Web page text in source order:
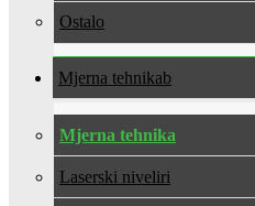
Ostalo
Mjerna tehnika
Mjerna tehnika
Laserski niveliri